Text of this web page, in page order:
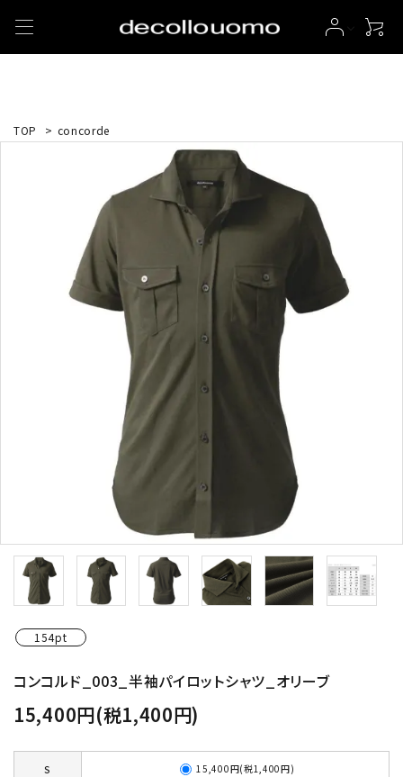
TOP > concorde
154pt
コンコルド_003_半袖パイロットシャツ_オリーブ
15,400円(税1,400円)
S 15,400円(税1,400円)